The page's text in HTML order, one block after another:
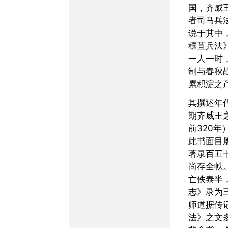
国，齐威
者司马兵
说于其中
穰苴兵法
一人一时
制与春秋
累积淀之
其撰述年代，约在战国中
期齐威王
前320年
此书面目
著录百五
尚存全帙
亡佚泰半
志》录为
师道据传
法》之文